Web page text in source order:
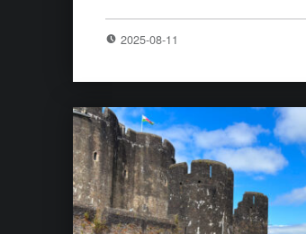
2025-08-11